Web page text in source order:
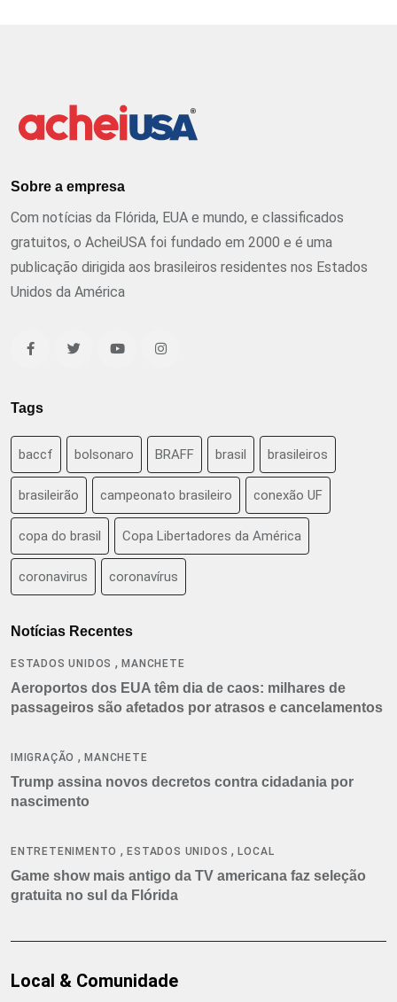
Sobre a empresa
Com notícias da Flórida, EUA e mundo, e classificados
gratuitos, o AcheiUSA foi fundado em 2000 e é uma
publicação dirigida aos brasileiros residentes nos Estados
Unidos da América
Tags
baccf bolsonaro BRAFF brasil brasileiros
brasileirão campeonato brasileiro conexão UF
copa do brasil Copa Libertadores da América
coronavirus coronavírus
Notícias Recentes
ESTADOS UNIDOS ,MANCHETE
Aeroportos dos EUA têm dia de caos: milhares de
passageiros são afetados por atrasos e cancelamentos
IMIGRAÇÃO ,MANCHETE
Trump assina novos decretos contra cidadania por
nascimento
ENTRETENIMENTO ,ESTADOS UNIDOS ,LOCAL
Game show mais antigo da TV americana faz seleção
gratuita no sul da Flórida
Local & Comunidade